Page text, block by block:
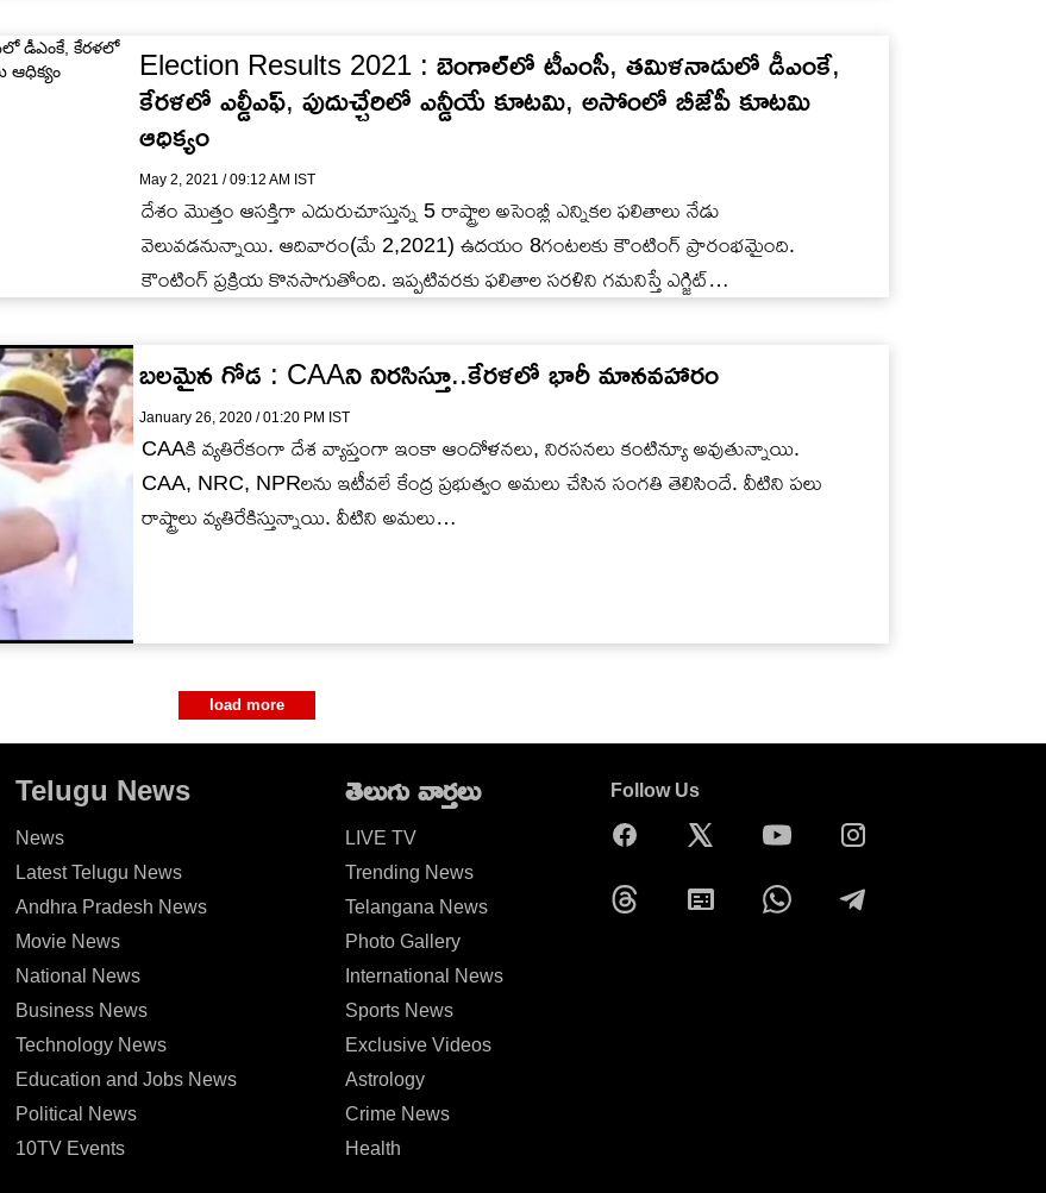
Election Results 2021 : బెంగాల్‌లో టీఎంసీ, తమిళనాడులో డీఎంకే,
కేరళలో ఎల్డీఎఫ్, పుదుచ్చేరిలో ఎన్డీయే కూటమి, అసోంలో బీజేపీ కూటమి
ఆధిక్యం
May 2, 2021 / 09:12 AM IST
దేశం మొత్తం ఆసక్తిగా ఎదురుచూస్తున్న 5 రాష్ట్రాల అసెంబ్లీ ఎన్నికల ఫలితాలు నేడు
వెలువడనున్నాయి. ఆదివారం(మే 2,2021) ఉదయం 8గంటలకు కౌంటింగ్ ప్రారంభమైంది.
కౌంటింగ్ ప్రక్రియ కొనసాగుతోంది. ఇప్పటివరకు ఫలితాల సరళిని గమనిస్తే ఎగ్జిట్…
బలమైన గోడ : CAAని నిరసిస్తూ..కేరళలో భారీ మానవహారం
January 26, 2020 / 01:20 PM IST
CAAకి వ్యతిరేకంగా దేశ వ్యాప్తంగా ఇంకా ఆందోళనలు, నిరసనలు కంటిన్యూ అవుతున్నాయి.
CAA, NRC, NPRలను ఇటీవలే కేంద్ర ప్రభుత్వం అమలు చేసిన సంగతి తెలిసిందే. వీటిని పలు
రాష్ట్రాలు వ్యతిరేకిస్తున్నాయి. వీటిని అమలు…
load more
Telugu News
News
Latest Telugu News
Andhra Pradesh News
Movie News
National News
Business News
Technology News
Education and Jobs News
Political News
10TV Events
తెలుగు వార్తలు
LIVE TV
Trending News
Telangana News
Photo Gallery
International News
Sports News
Exclusive Videos
Astrology
Crime News
Health
Follow Us